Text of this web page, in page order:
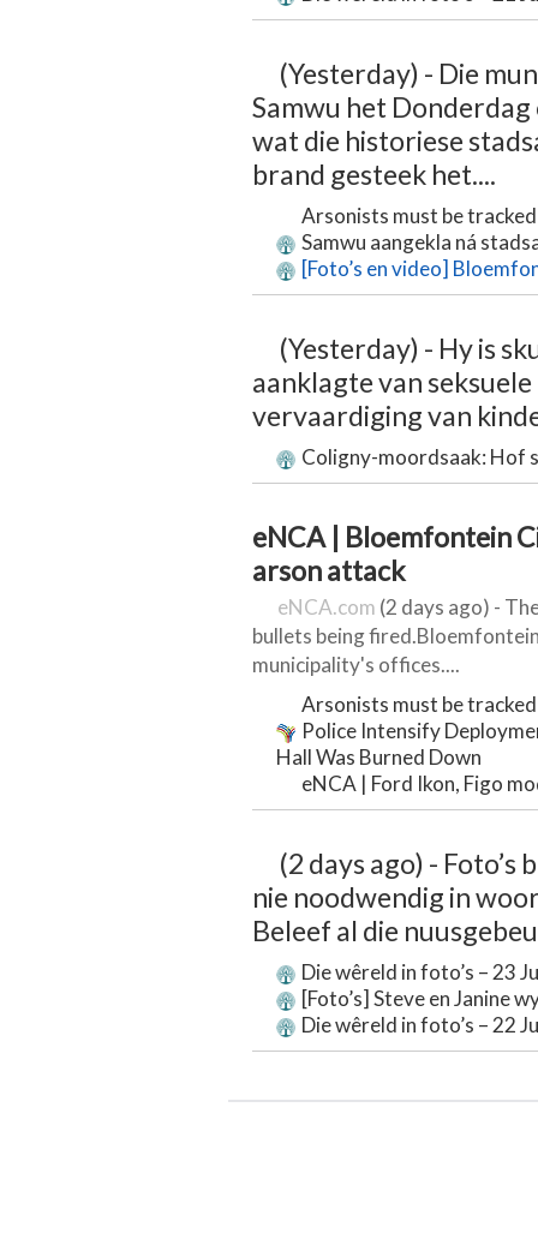
(Yesterday) - Die
Samwu het
wat die historiese
brand gesteek het....
Arsonists must be
Samwu aangekla ná
[Foto’s en video]
(Yesterday) - Hy is
aanklagte van
vervaardiging van
Coligny-moordsaak: Hof
eNCA | Bloemfontein
arson attack
eNCA.com (2 days ago) -
bullets being
municipality's offices....
Arsonists must be
Police Intensify
Hall Was Burned Down
eNCA | Ford Ikon, Figo
(2 days ago) -
nie noodwendig in
Beleef al die
Die wêreld in foto’s – 23
[Foto’s] Steve en Janine
Die wêreld in foto’s – 22